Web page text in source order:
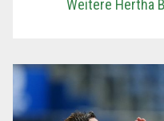
Weitere Hertha